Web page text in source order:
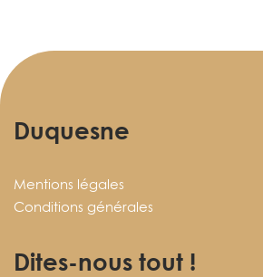
Duquesne
Mentions légales
Conditions générales
Dites-nous tout !